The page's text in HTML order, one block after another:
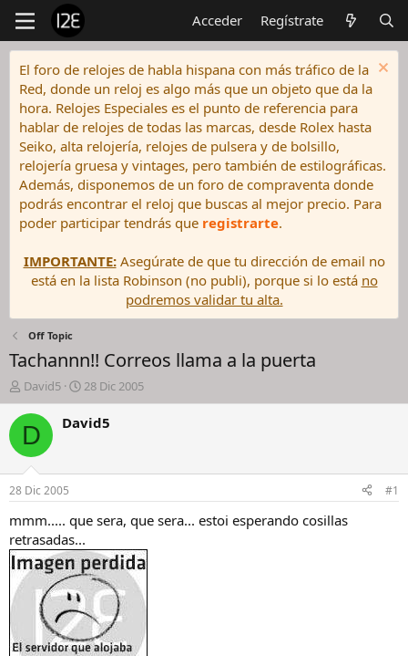
Acceder Regístrate
El foro de relojes de habla hispana con más tráfico de la
Red, donde un reloj es algo más que un objeto que da la
hora. Relojes Especiales es el punto de referencia para
hablar de relojes de todas las marcas, desde Rolex hasta
Seiko, alta relojería, relojes de pulsera y de bolsillo,
relojería gruesa y vintages, pero también de estilográficas.
Además, disponemos de un foro de compraventa donde
podrás encontrar el reloj que buscas al mejor precio. Para
poder participar tendrás que registrarte.
IMPORTANTE:Asegúrate de que tu dirección de email no
está en la lista Robinson (no publi), porque si lo está no
podremos validar tu alta.
Off Topic
Tachannn!! Correos llama a la puerta
I
n
i
c
a
d
o
r
d
e
l
h
David5
F
e
c
i
n
c
i
o
28 Dic 2005
D David5
28 Dic 2005 #1
mmm..... que sera, que sera... estoi esperando cosillas
retrasadas...